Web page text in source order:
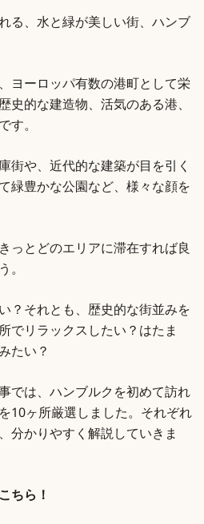
る、水と緑が美しい街、ハンブ
ヨーロッパ有数の港町として栄
的な建造物、活気のある港、
。
街や、近代的な建築が目を引く
緑豊かな公園など、様々な顔を
っとどのエリアに滞在すれば良
？それとも、歴史的な街並みを
でリラックスしたい？はたま
たい？
では、ハンブルクを初めて訪れ
10ヶ所厳選しました。それぞれ
分かりやすく解説していきま
ちら！